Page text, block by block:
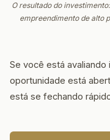
O resultado do
empreendimento de alto
Se você está
oportunidade está
está se fechando